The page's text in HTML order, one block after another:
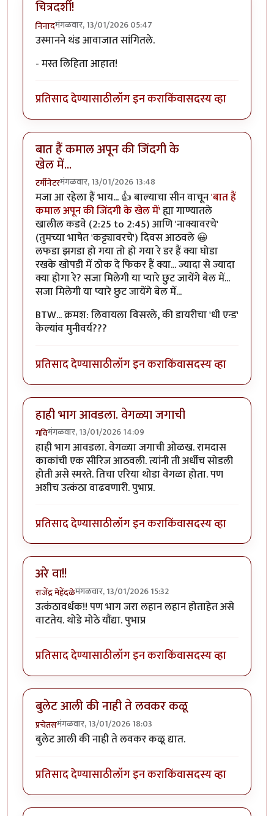
चित्रदर्शी!
निनादमंगळवार, 13/01/2026 05:47
उस्मानने थंड आवाजात सांगितले.
- मस्त लिहिता आहात!
प्रतिसाद देण्यासाठीलॉग इन कराकिंवासदस्य व्हा
बात हैं कमाल अपून की जिंदगी के
खेल में...
टर्मीनेटरमंगळवार, 13/01/2026 13:48
मजा आ रहेला हैं भाय... 👍 बाल्याचा सीन वाचून'बात हैं
कमाल अपून की जिंदगी के खेल में'ह्या गाण्यातले
खालील कडवे (2:25 to 2:45) आणि 'नाक्यावरचे'
(तुमच्या भाषेत 'कट्ट्यावरचे') दिवस आठवले 😀
लफडा झगडा हो गया तो हो गया रे डर हैं क्या घोडा
रखके खोपडी में ठोक दे फिकर हैं क्या... ज्यादा से ज्यादा
क्या होगा रे? सजा मिलेगी या प्यारे छुट जायेंगे बेल में...
सजा मिलेगी या प्यारे छुट जायेंगे बेल में...
BTW... क्रमश: लिवायला विसरले, की डायरीचा 'धी एन्ड'
केल्यांव मुनीवर्य???
प्रतिसाद देण्यासाठीलॉग इन कराकिंवासदस्य व्हा
हाही भाग आवडला. वेगळ्या जगाची
गविमंगळवार, 13/01/2026 14:09
हाही भाग आवडला. वेगळ्या जगाची ओळख. रामदास
काकांची एक सीरिज आठवली. त्यांनी ती अर्धीच सोडली
होती असे स्मरते. तिचा एरिया थोडा वेगळा होता. पण
अशीच उत्कंठा वाढवणारी. पुभाप्र.
प्रतिसाद देण्यासाठीलॉग इन कराकिंवासदस्य व्हा
अरे वा!!
राजेंद्र मेहेंदळेमंगळवार, 13/01/2026 15:32
उत्कंठावर्धक!! पण भाग जरा लहान लहान होताहेत असे
वाटतेय. थोडे मोठे यौंद्या. पुभाप्र
प्रतिसाद देण्यासाठीलॉग इन कराकिंवासदस्य व्हा
बुलेट आली की नाही ते लवकर कळू
प्रचेतसमंगळवार, 13/01/2026 18:03
बुलेट आली की नाही ते लवकर कळू द्यात.
प्रतिसाद देण्यासाठीलॉग इन कराकिंवासदस्य व्हा